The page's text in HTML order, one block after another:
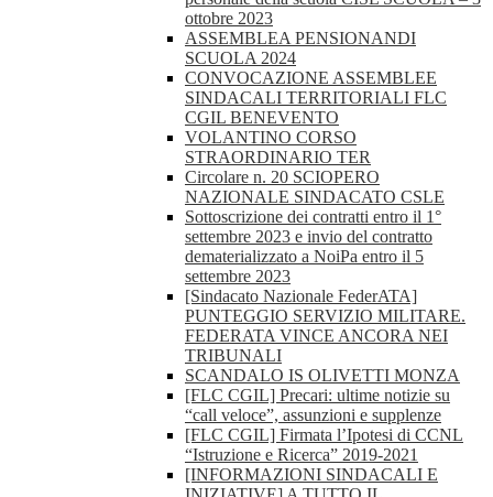
ottobre 2023
ASSEMBLEA PENSIONANDI
SCUOLA 2024
CONVOCAZIONE ASSEMBLEE
SINDACALI TERRITORIALI FLC
CGIL BENEVENTO
VOLANTINO CORSO
STRAORDINARIO TER
Circolare n. 20 SCIOPERO
NAZIONALE SINDACATO CSLE
Sottoscrizione dei contratti entro il 1°
settembre 2023 e invio del contratto
dematerializzato a NoiPa entro il 5
settembre 2023
[Sindacato Nazionale FederATA]
PUNTEGGIO SERVIZIO MILITARE.
FEDERATA VINCE ANCORA NEI
TRIBUNALI
SCANDALO IS OLIVETTI MONZA
[FLC CGIL] Precari: ultime notizie su
“call veloce”, assunzioni e supplenze
[FLC CGIL] Firmata l’Ipotesi di CCNL
“Istruzione e Ricerca” 2019-2021
[INFORMAZIONI SINDACALI E